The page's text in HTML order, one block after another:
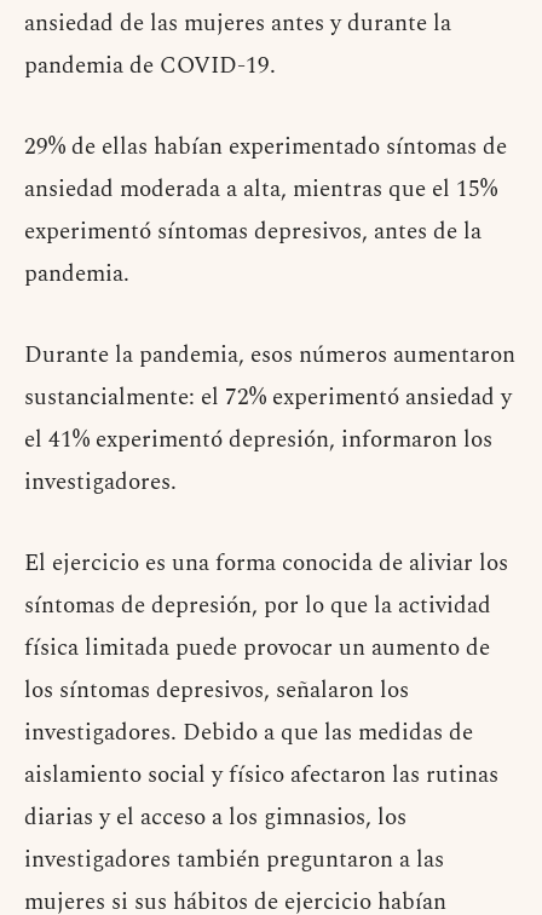
ansiedad de las mujeres antes y durante la
pandemia de COVID-19.
29% de ellas habían experimentado síntomas de
ansiedad moderada a alta, mientras que el 15%
experimentó síntomas depresivos, antes de la
pandemia.
Durante la pandemia, esos números aumentaron
sustancialmente: el 72% experimentó ansiedad y
el 41% experimentó depresión, informaron los
investigadores.
El ejercicio es una forma conocida de aliviar los
síntomas de depresión, por lo que la actividad
física limitada puede provocar un aumento de
los síntomas depresivos, señalaron los
investigadores. Debido a que las medidas de
aislamiento social y físico afectaron las rutinas
diarias y el acceso a los gimnasios, los
investigadores también preguntaron a las
mujeres si sus hábitos de ejercicio habían